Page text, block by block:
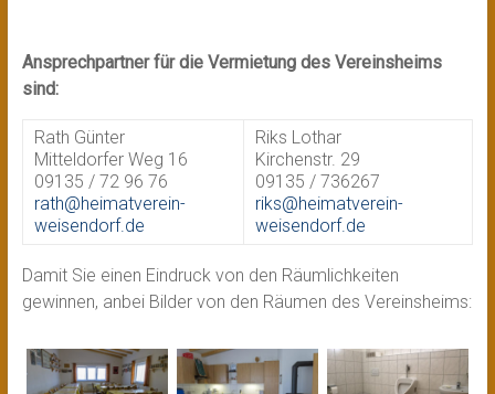
Ansprechpartner für die Vermietung des Vereinsheims
sind:
Rath Günter
Mitteldorfer Weg 16
09135 / 72 96 76
rath@heimatverein-
weisendorf.de
Riks Lothar
Kirchenstr. 29
09135 / 736267
riks@heimatverein-
weisendorf.de
Damit Sie einen Eindruck von den Räumlichkeiten
gewinnen, anbei Bilder von den Räumen des Vereinsheims: